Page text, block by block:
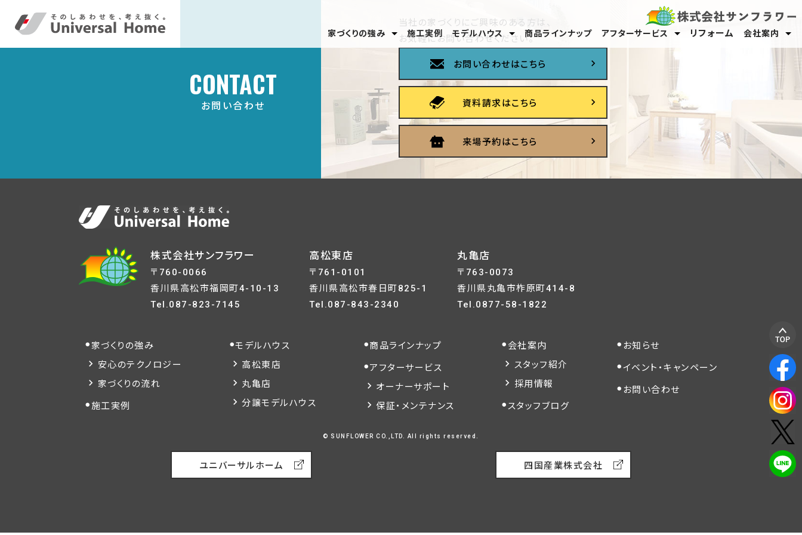
家づくりの強み
安心のテクノロジー
家づくりの流れ
施工実例 モデルハウス
高松東店
丸亀店
分譲モデルハウス
商品ラインナップ アフターサービス
オーナーサポート
保証・メンテナンス
リフォーム 会社案内
スタッフ紹介
採用情報
CONTACT
お問い合わせ
当社の家づくりにご興味のある方は、
お気軽にお問い合わせください。
お問い合わせはこちら
資料請求はこちら
来場予約はこちら
株式会社サンフラワー
〒760-0066
香川県高松市福岡町4-10-13
Tel.087-823-7145
高松東店
〒761-0101
香川県高松市春日町825-1
Tel.087-843-2340
丸亀店
〒763-0073
香川県丸亀市柞原町414-8
Tel.0877-58-1822
家づくりの強み
安心のテクノロジー
家づくりの流れ
施工実例
モデルハウス
高松東店
丸亀店
分譲モデルハウス
商品ラインナップ
アフターサービス
オーナーサポート
保証・メンテナンス
会社案内
スタッフ紹介
採用情報
スタッフブログ
お知らせ
イベント・キャンペーン
お問い合わせ
© SUNFLOWER CO.,LTD. All rights reserved.
ユニバーサルホーム 四国産業株式会社